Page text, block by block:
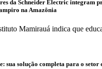
da Schneider Electric integram
na Amazônia
Mamirauá indica que
sua solução completa para o setor